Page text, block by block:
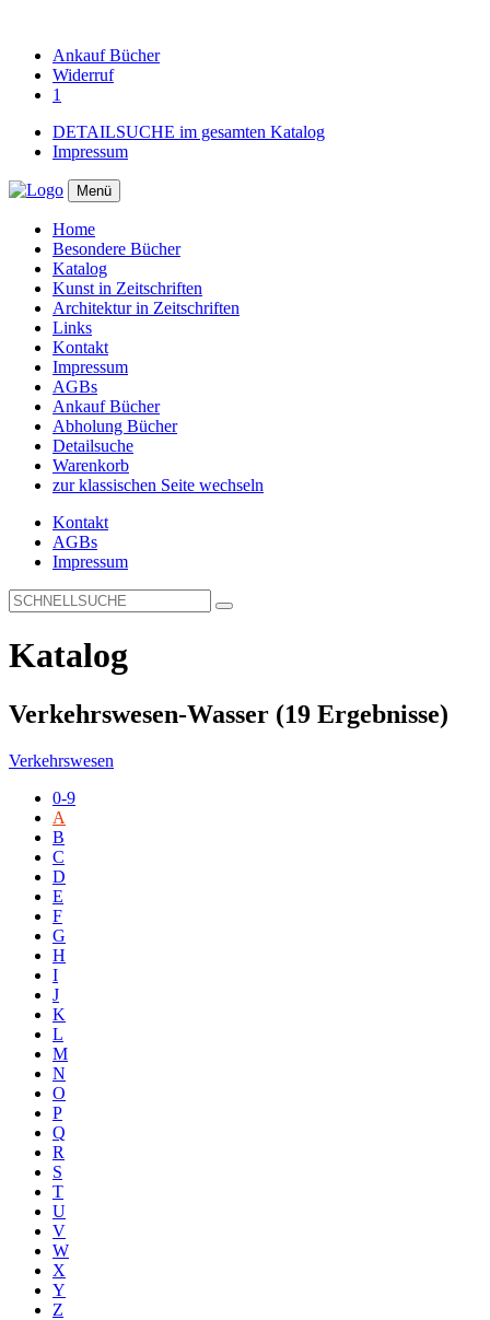
AnkaufBücher
Widerruf
1
DETAILSUCHE im gesamten Katalog
Impressum
Menü
Home
Besondere Bücher
Katalog
Kunst in Zeitschriften
Architektur in Zeitschriften
Links
Kontakt
Impressum
AGBs
Ankauf Bücher
Abholung Bücher
Detailsuche
Warenkorb
zur klassischen Seite wechseln
Kontakt
AGBs
Impressum
Katalog
Verkehrswesen-Wasser (19 Ergebnisse)
Verkehrswesen
0-9
A
B
C
D
E
F
G
H
I
J
K
L
M
N
O
P
Q
R
S
T
U
V
W
X
Y
Z